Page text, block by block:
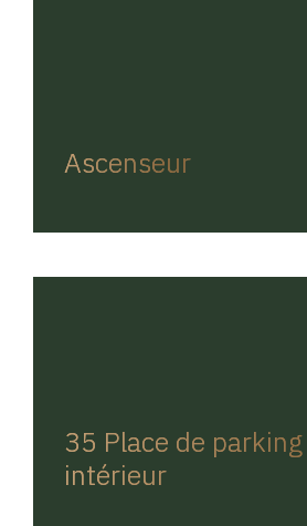
Ascenseur
35 Place de
intérieur